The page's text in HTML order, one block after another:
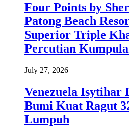
Four Points by
Patong Beach
Superior Triple
Percutian
July 27, 2026
Venezuela Isytihar
Bumi Kuat Ragut
Lumpuh